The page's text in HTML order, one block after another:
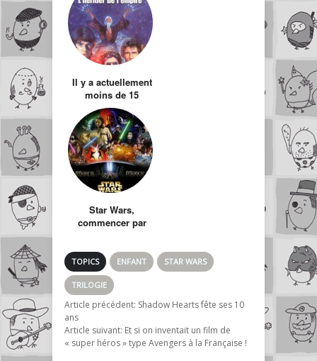
Il y a actuellement
moins de 15
personnes en
France qui
connaissent le
scénario de Star
Wars Episode VII.
Star Wars,
commencer par
TOPICS ENFANT STAR WARS
TRILOGIE
Article précédent: Shadow Hearts fête ses 10
ans
Article suivant: Et si on inventait un film de
« super héros » type Avengers à la Française !